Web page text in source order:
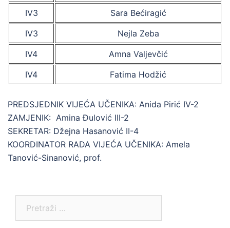
IV3
Sara Bećiragić
IV3
Nejla Zeba
IV4
Amna Valjevčić
IV4
Fatima Hodžić
PREDSJEDNIK VIJEĆA UČENIKA: Anida Pirić IV-2
ZAMJENIK: Amina Đulović III-2
SEKRETAR: Džejna Hasanović II-4
KOORDINATOR RADA VIJEĆA UČENIKA: Amela
Tanović-Sinanović, prof.